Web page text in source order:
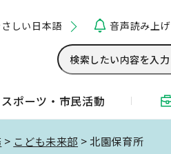
しい日本語 音声読み上げ
スポーツ・ 市民活動
> こども未来部 > 北園保育所